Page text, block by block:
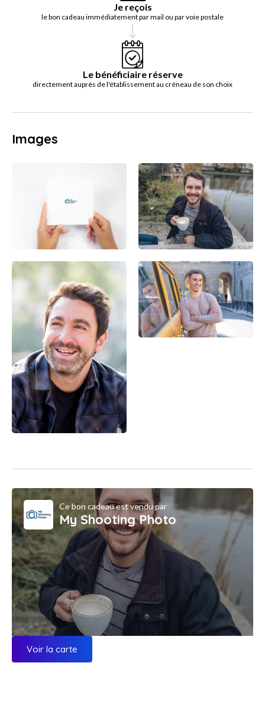
Je reçois
le bon cadeau immédiatement par mail ou par voie postale
Le bénéficiaire réserve
directement auprès de l'établissement au créneau de son choix
Images
Ce bon cadeau est vendu par
My Shooting Photo
Voir la carte